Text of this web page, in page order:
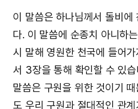
이 말씀은 하나님께서 돌비에
다. 이 말씀에 순종치 아니하
시 말해 영원한 천국에 들어
서 3장을 통해 확인할 수 있
말씀은 구원을 위한 것이기
도 우리 구원과 절대적인 관